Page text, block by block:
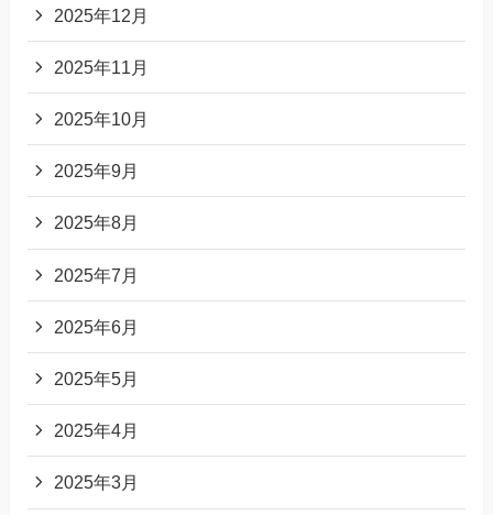
2025年12月
2025年11月
2025年10月
2025年9月
2025年8月
2025年7月
2025年6月
2025年5月
2025年4月
2025年3月